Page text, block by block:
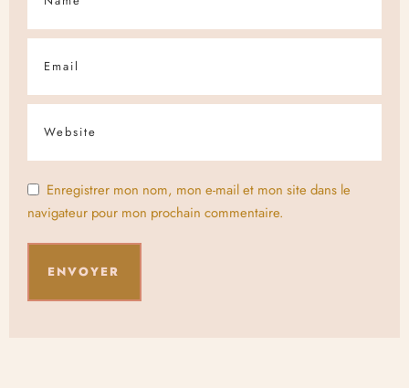
Enregistrer mon nom, mon e-mail et mon site dans le
navigateur pour mon prochain commentaire.